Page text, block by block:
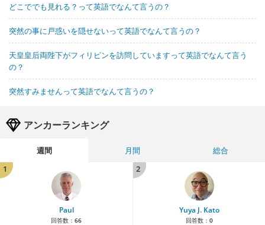
どこででも見れる？って英語でなんて言うの？
突然の事に戸惑いを隠せないって英語でなんて言うの？
天皇皇后両陛下がフィリピンを訪問していますって英語でなんて言う
の？
突然すみませんって英語でなんて言うの？
アンカーランキング
週間 月間
総合
1
Paul
回答数： 66
2
Yuya J. Kato
回答数： 0